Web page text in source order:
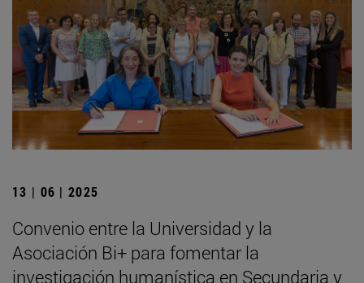
13 | 06 | 2025
Convenio entre la Universidad y la
Asociación Bi+ para fomentar la
investigación humanística en Secundaria y